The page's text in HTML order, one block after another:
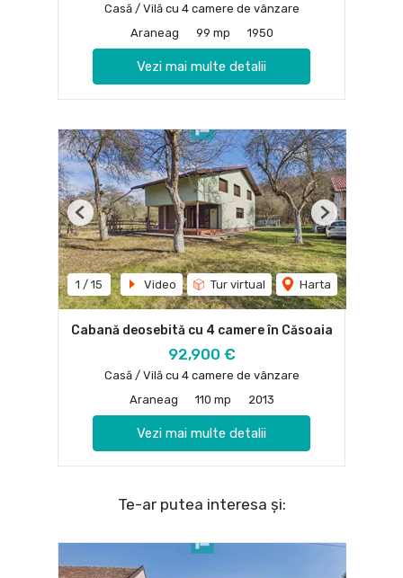
Casă / Vilă cu 4 camere de vânzare
Araneag
99 mp 1950
Vezi mai multe detalii
1 / 15 Video Tur virtual Harta
Previous Next
Cabană deosebită cu 4 camere în Căsoaia
92,900 €
Casă / Vilă cu 4 camere de vânzare
Araneag
110 mp 2013
Vezi mai multe detalii
Te-ar putea interesa și: